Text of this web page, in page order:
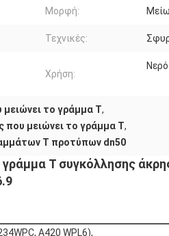
Μορφή:
Τεχνικές:
Χρήση:
το γράμμα Τ,
που μειώνει το γράμμα Τ,
Τ προτύπων dn50
γράμμα Τ συγκόλλησης
A420 WPL6),